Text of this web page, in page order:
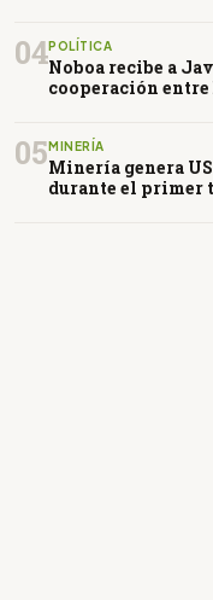
04POLÍTICA
Noboa recibe a
cooperación
05MINERÍA
Minería genera
durante el primer